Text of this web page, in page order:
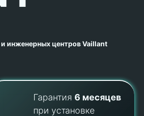
инженерных центров Vaillant
Гарантия6 месяцев
при установке